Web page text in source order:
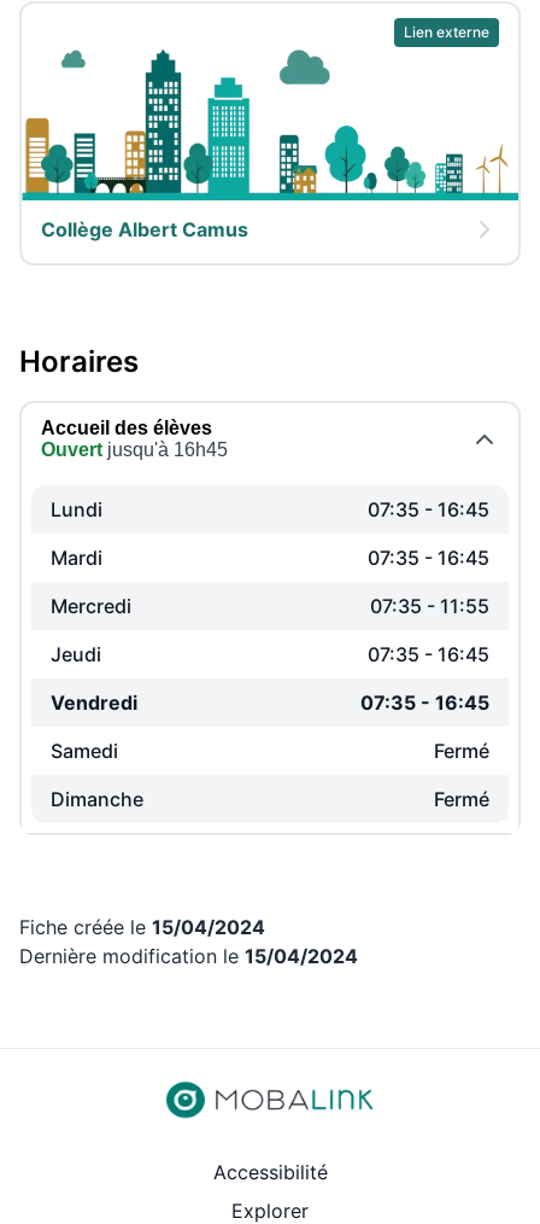
Lien externe
Collège Albert Camus
Horaires
Accueil des élèves
Ouvert jusqu'à 16h45
Lundi 07:35 - 16:45
Mardi
07:35 - 16:45
Mercredi
07:35 - 11:55
Jeudi
07:35 - 16:45
Vendredi
07:35 - 16:45
Samedi
Fermé
Dimanche
Fermé
Fiche créée le 15/04/2024
Dernière modification le 15/04/2024
Accessibilité
Explorer